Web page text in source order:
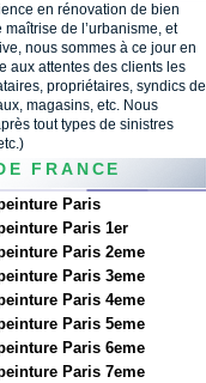
en rénovation de bien
de l’urbanisme, et
nous sommes à ce jour en
aux attentes des clients les
propriétaires, syndics de
magasins, etc. Nous
tout types de sinistres
FRANCE
Paris
Paris 1er
Paris 2eme
Paris 3eme
Paris 4eme
Paris 5eme
Paris 6eme
Paris 7eme